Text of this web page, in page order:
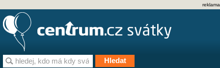
reklama